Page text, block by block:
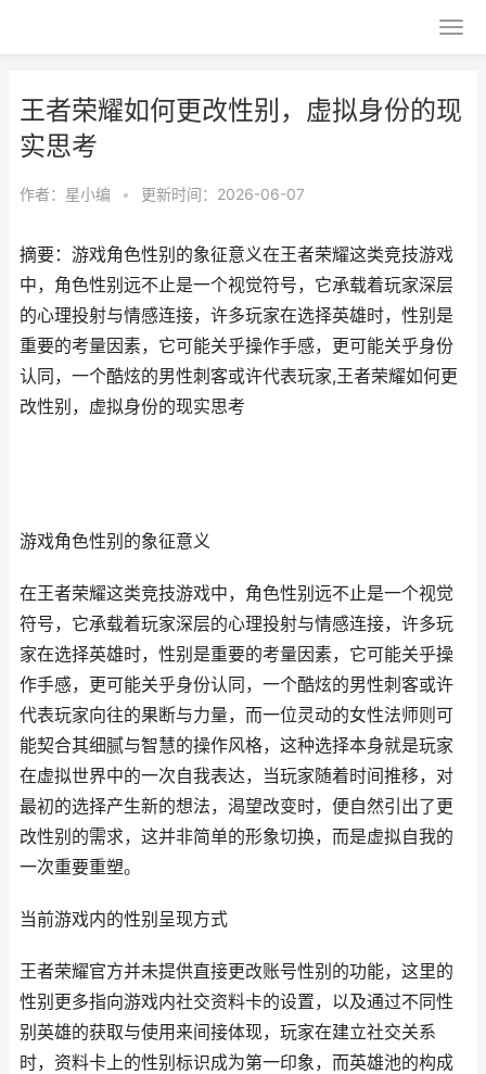
王者荣耀如何更改性别，虚拟身份的现
实思考
作者： 星小编 • 更新时间：2026-06-07
摘要：游戏角色性别的象征意义在王者荣耀这类竞技游戏
中，角色性别远不止是一个视觉符号，它承载着玩家深层
的心理投射与情感连接，许多玩家在选择英雄时，性别是
重要的考量因素，它可能关乎操作手感，更可能关乎身份
认同，一个酷炫的男性刺客或许代表玩家,王者荣耀如何更
改性别，虚拟身份的现实思考
游戏角色性别的象征意义
在王者荣耀这类竞技游戏中，角色性别远不止是一个视觉
符号，它承载着玩家深层的心理投射与情感连接，许多玩
家在选择英雄时，性别是重要的考量因素，它可能关乎操
作手感，更可能关乎身份认同，一个酷炫的男性刺客或许
代表玩家向往的果断与力量，而一位灵动的女性法师则可
能契合其细腻与智慧的操作风格，这种选择本身就是玩家
在虚拟世界中的一次自我表达，当玩家随着时间推移，对
最初的选择产生新的想法，渴望改变时，便自然引出了更
改性别的需求，这并非简单的形象切换，而是虚拟自我的
一次重要重塑。
当前游戏内的性别呈现方式
王者荣耀官方并未提供直接更改账号性别的功能，这里的
性别更多指向游戏内社交资料卡的设置，以及通过不同性
别英雄的获取与使用来间接体现，玩家在建立社交关系
时，资料卡上的性别标识成为第一印象，而英雄池的构成